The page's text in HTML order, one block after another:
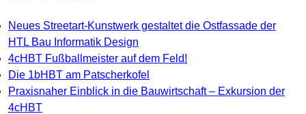
Neues Streetart-Kunstwerk gestaltet die Ostfassade der
HTL Bau Informatik Design
4cHBT Fußballmeister auf dem Feld!
Die 1bHBT am Patscherkofel
Praxisnaher Einblick in die Bauwirtschaft – Exkursion der
4cHBT